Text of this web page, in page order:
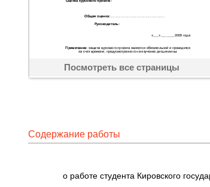
Посмотреть все страницы
Содержание работы
о работе студента Кировского